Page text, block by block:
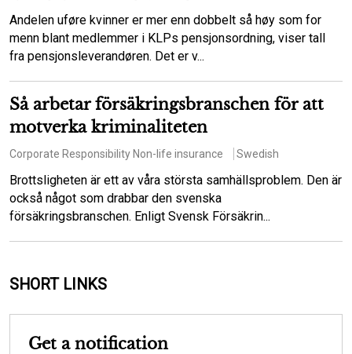
Andelen uføre kvinner er mer enn dobbelt så høy som for
menn blant medlemmer i KLPs pensjonsordning, viser tall
fra pensjonsleverandøren. Det er v...
Så arbetar försäkringsbranschen för att
motverka kriminaliteten
Corporate ResponsibilityNon-life insurance Swedish
Brottsligheten är ett av våra största samhällsproblem. Den är
också något som drabbar den svenska
försäkringsbranschen. Enligt Svensk Försäkrin...
SHORT LINKS
Get a notification